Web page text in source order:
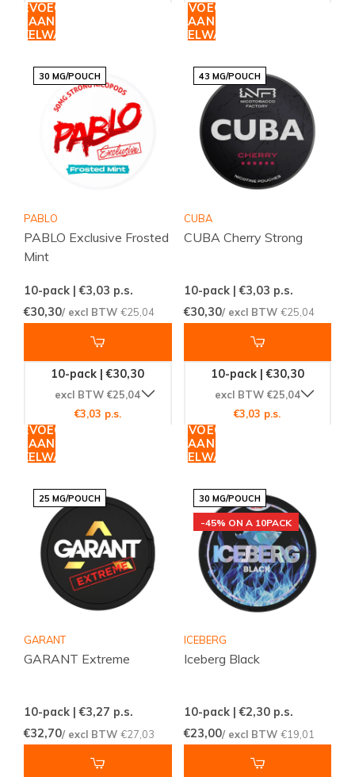
TOEVOEGEN
AAN
TOEVOEGEN
AAN
WINKELWAGEN
30 MG/POUCH
PABLO
PABLO Exclusive Frosted
Mint
10-pack | €3,03 p.s.
€30,30/ excl BTW €25,04
10-pack | €30,30
excl BTW €25,04
€3,03 p.s.
TOEVOEGEN
AAN
43 MG/POUCH
CUBA
CUBA Cherry Strong
10-pack | €3,03 p.s.
€30,30/ excl BTW €25,04
10-pack | €30,30
excl BTW €25,04
€3,03 p.s.
TOEVOEGEN
AAN
WINKELWAGEN
25 MG/POUCH
GARANT
GARANT Extreme
10-pack | €3,27 p.s.
€32,70/ excl BTW €27,03
30 MG/POUCH
-45% ON A 10PACK
ICEBERG
Iceberg Black
10-pack | €2,30p.s.
€23,00/ excl BTW €19,01